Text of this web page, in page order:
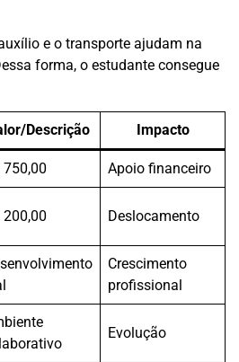
e o transporte ajudam na
forma, o estudante consegue
Descrição Impacto
750,00 Apoio financeiro
200,00 Deslocamento
Crescimento
profissional
Evolução